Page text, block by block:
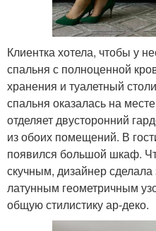
Клиентка хотела, чтобы у
спальня с полноценной
хранения и туалетный
спальня оказалась на
отделяет двусторонний
из обоих помещений. В
появился большой шкаф.
скучным, дизайнер
латунным геометричным
общую стилистику ар-деко.